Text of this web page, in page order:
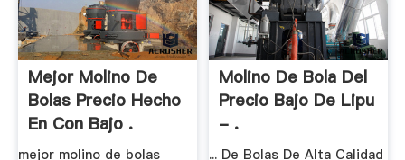
Mejor Molino De
Bolas Precio Hecho
En Con Bajo .
mejor molino de bolas
Molino De Bola Del
Precio Bajo De Lipu
- .
... De Bolas De Alta Calidad